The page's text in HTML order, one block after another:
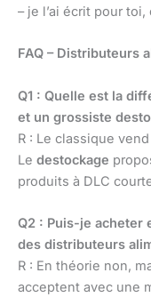
– je l’ai écrit pour
FAQ – Distributeurs
Q1 : Quelle est la
et un grossiste
R : Le classique
Le destockage
produits à DLC
Q2 : Puis-je acheter
des distributeurs
R : En théorie non,
acceptent avec une